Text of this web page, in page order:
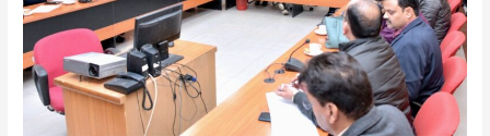
ग्रैंड
फिनाले
2025